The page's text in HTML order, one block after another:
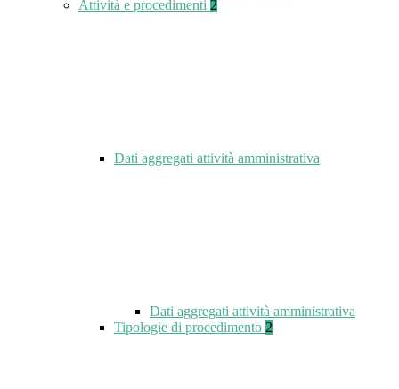
Attività e procedimenti 2
Dati aggregati attività amministrativa
Dati aggregati attività amministrativa
Tipologie di procedimento 2